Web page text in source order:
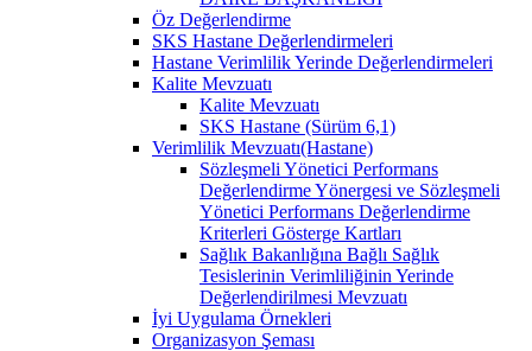
Öz Değerlendirme
SKS Hastane Değerlendirmeleri
Hastane Verimlilik Yerinde Değerlendirmeleri
Kalite Mevzuatı
Kalite Mevzuatı
SKS Hastane (Sürüm 6,1)
Verimlilik Mevzuatı(Hastane)
Sözleşmeli Yönetici Performans
Değerlendirme Yönergesi ve Sözleşmeli
Yönetici Performans Değerlendirme
Kriterleri Gösterge Kartları
Sağlık Bakanlığına Bağlı Sağlık
Tesislerinin Verimliliğinin Yerinde
Değerlendirilmesi Mevzuatı
İyi Uygulama Örnekleri
Organizasyon Şeması